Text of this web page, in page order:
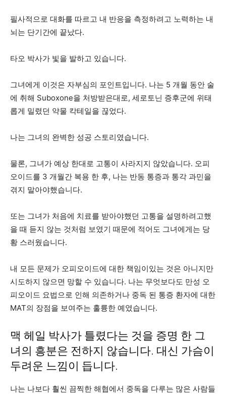
필사적으로 대화를 따르고 내 반응을 측정하려고 노력하는 내
뇌는 단기간에 끝났다.
타오 박사가 빛을 발하고 있습니다.
그녀에게 이것은 자부심의 포인트입니다. 나는 5 개월 동안 술
에 취해 Suboxone을 처방받은대로, 세로토닌 증후군에 위태
롭게 밀렸던 약물 칵테일을 끊었다.
나는 그녀의 완벽한 성공 스토리였습니다.
물론, 그녀가 예상 한대로 고통이 사라지지 않았습니다. 오피
오이드를 3 개월간 복용 한 후, 나는 반동 통증과 통각 과민을
겪지 말아야했습니다.
또는 그녀가 처음에 치료를 받아야했던 고통을 설명하려고했
을 때 듣지 않는 것처럼 보였기 때문에 적어도 그녀에게는 당
황 스러웠습니다.
내 모든 문제가 오피오이드에 대한 책임이있는 것은 아니지만
시도하지 않으면 망할 수 있습니다. 나는 무엇보다도 만성 오
피오이드 요법으로 인해 의존하거나 중독 된 통증 환자에 대한
MAT의 장점을 보여주는 훌륭한 예였습니다.
맥 헤일 박사가 틀렸다는 것을 증명 한 그
녀의 흥분은 전하지 않습니다. 대신 가슴이
두려운 느낌이 듭니다.
나는 나보다 훨씬 끔찍한 해협에서 중독을 다루는 많은 사람들